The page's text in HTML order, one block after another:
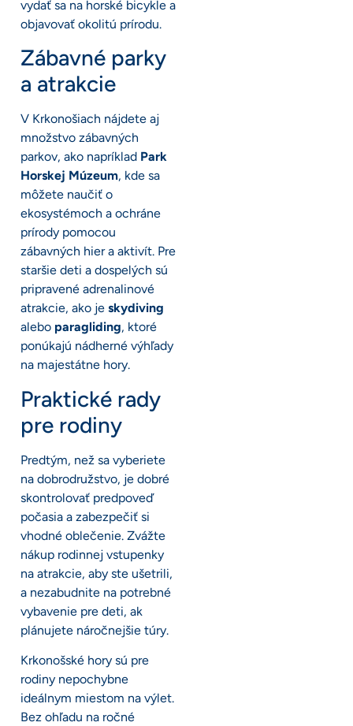
vydať sa na horské bicykle a
objavovať okolitú prírodu.
Zábavné parky
a atrakcie
V Krkonošiach nájdete aj
množstvo zábavných
parkov, ako napríklad Park
Horskej Múzeum, kde sa
môžete naučiť o
ekosystémoch a ochráne
prírody pomocou
zábavných hier a aktivít. Pre
staršie deti a dospelých sú
pripravené adrenalinové
atrakcie, ako je skydiving
alebo paragliding, ktoré
ponúkajú nádherné výhľady
na majestátne hory.
Praktické rady
pre rodiny
Predtým, než sa vyberiete
na dobrodružstvo, je dobré
skontrolovať predpoveď
počasia a zabezpečiť si
vhodné oblečenie. Zvážte
nákup rodinnej vstupenky
na atrakcie, aby ste ušetrili,
a nezabudnite na potrebné
vybavenie pre deti, ak
plánujete náročnejšie túry.
Krkonošské hory sú pre
rodiny nepochybne
ideálnym miestom na výlet.
Bez ohľadu na ročné